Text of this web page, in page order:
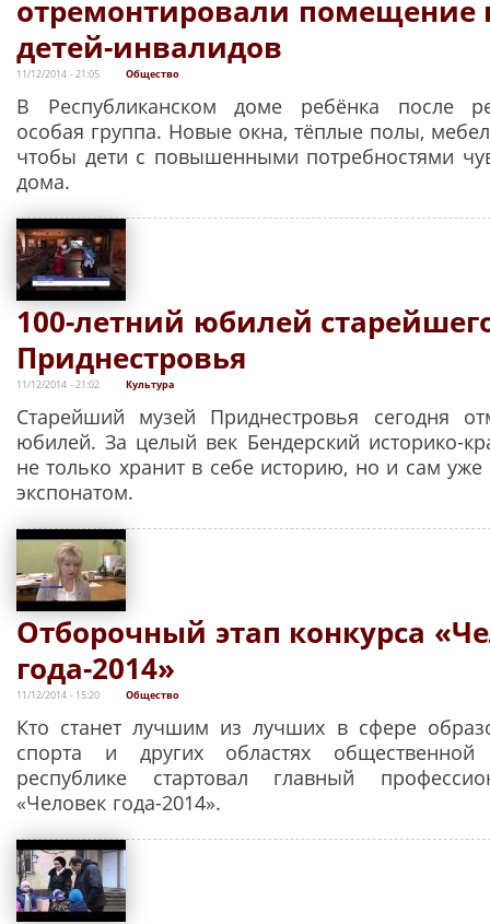
отремонтировали помещение
детей-инвалидов
11/12/2014 - 21:05 Общество
В Республиканском доме ребёнка после
особая группа. Новые окна, тёплые полы,
чтобы дети с повышенными потребностями
дома.
100-летний юбилей
Приднестровья
11/12/2014 - 21:02 Культура
Старейший музей Приднестровья сегодня
юбилей. За целый век Бендерский историко-
не только хранит в себе историю, но и сам уже
экспонатом.
Отборочный этап конкурса
года-2014»
11/12/2014 - 15:20 Общество
Кто станет лучшим из лучших в сфере
спорта и других областях общественной
республике стартовал главный
«Человек года-2014».